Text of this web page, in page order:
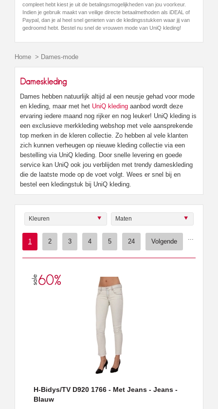
compleet hebt kiest je uit de betalingsmogelijkheden van jou voorkeur.
Indien je gebruik maakt van veilige directe betaalmethoden als iDEAL of
Paypal, dan je al heel snel genieten van de kledingsstukken waar jij van
gedroomd hebt. Bestel nu snel de vrouwen mode van UniQ kleding!
Home > Dames-mode
Dameskleding
Dames hebben natuurlijk altijd al een neusje gehad voor mode
en kleding, maar met het UniQ kleding aanbod wordt deze
ervaring iedere maand nog rijker en nog leuker! UniQ kleding is
een exclusieve merkkleding webshop met vele aansprekende
top merken in de kleren collectie. Zo hebben al vele klanten
zich kunnen verheugen op nieuwe kleding collectie via een
bestelling via UniQ kleding. Door snelle levering en goede
service kan UniQ ook jou verblijden met trendy dameskleding
die de laatste mode op de voet volgt. Wees er snel bij en
bestel een kledingstuk bij UniQ kleding.
Kleuren Maten
1 2 3 4 5 24 Volgende
H-Bidys/TV D920 1766 - Met Jeans - Jeans -
Blauw